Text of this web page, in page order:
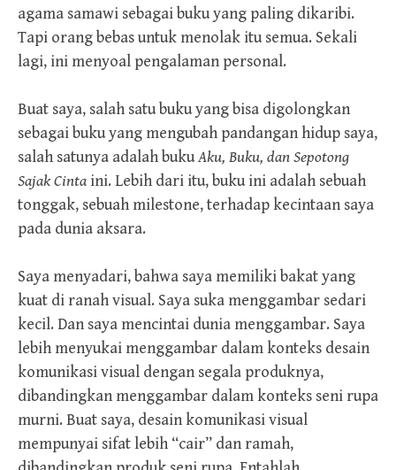
agama samawi sebagai buku yang paling dikaribi.
Tapi orang bebas untuk menolak itu semua. Sekali
lagi, ini menyoal pengalaman personal.
Buat saya, salah satu buku yang bisa digolongkan
sebagai buku yang mengubah pandangan hidup saya,
salah satunya adalah bukuAku, Buku, dan Sepotong
Sajak Cinta ini. Lebih dari itu, buku ini adalah sebuah
tonggak, sebuah milestone, terhadap kecintaan saya
pada dunia aksara.
Saya menyadari, bahwa saya memiliki bakat yang
kuat di ranah visual. Saya suka menggambar sedari
kecil. Dan saya mencintai dunia menggambar. Saya
lebih menyukai menggambar dalam konteks desain
komunikasi visual dengan segala produknya,
dibandingkan menggambar dalam konteks seni rupa
murni. Buat saya, desain komunikasi visual
mempunyai sifat lebih “cair” dan ramah,